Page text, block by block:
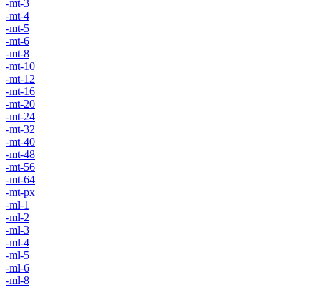
-mt-3
-mt-4
-mt-5
-mt-6
-mt-8
-mt-10
-mt-12
-mt-16
-mt-20
-mt-24
-mt-32
-mt-40
-mt-48
-mt-56
-mt-64
-mt-px
-ml-1
-ml-2
-ml-3
-ml-4
-ml-5
-ml-6
-ml-8